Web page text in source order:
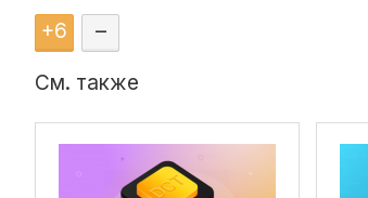
+6 –
См. также